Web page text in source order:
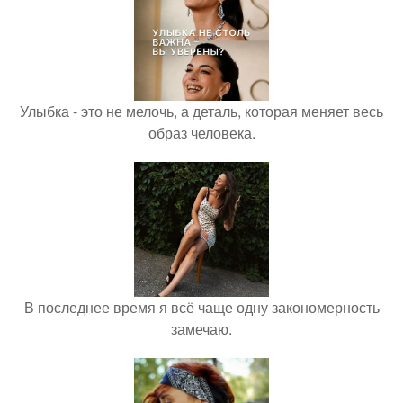
Улыбка - это не мелочь, а деталь, которая меняет весь
образ человека.
В последнее время я всё чаще одну закономерность
замечаю.